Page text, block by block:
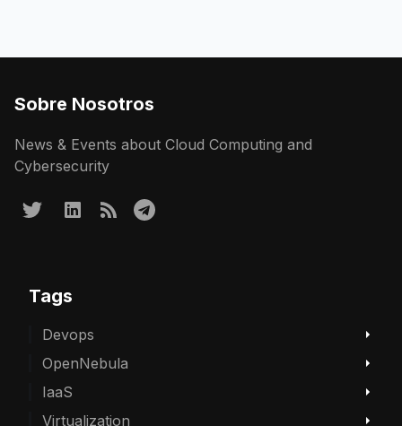
Sobre Nosotros
News & Events about Cloud Computing and
Cybersecurity
Tags
Devops
OpenNebula
IaaS
Virtualization